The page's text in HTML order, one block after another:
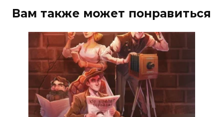
Вам также может понравиться